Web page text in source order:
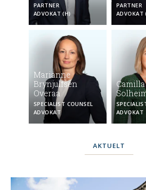
PARTNER
ADVOKAT (H)
PARTNER
ADVOKAT
Marianne
Brynjulfsen
Overaa
SPECIALIST COUNSEL
ADVOKAT
ADVOKAT
AKTUELT